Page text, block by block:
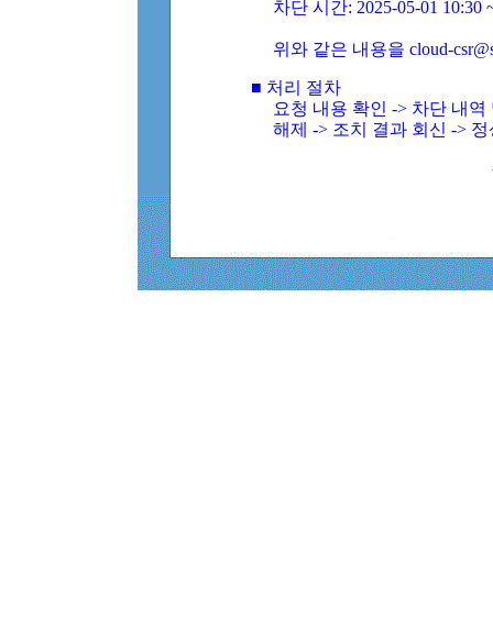
차단 시간: 2025-05-01 10:30
위와 같은 내용을 cloud-
■ 처리 절차
요청 내용 확인 -> 차단 내
해제 -> 조치 결과 회신 ->